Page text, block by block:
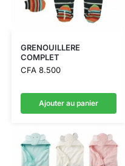
GRENOUILLERE
COMPLET
CFA8.500
Ajouter au panier